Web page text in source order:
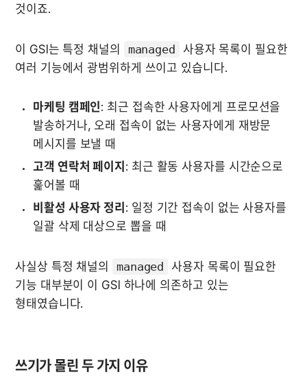
것이죠.
이 GSI는 특정 채널의 managed
사용자 목록이 필요한
여러 기능에서 광범위하게 쓰이고 있습니다.
마케팅 캠페인: 최근 접속한 사용자에게 프로모션을
발송하거나, 오래 접속이 없는 사용자에게 재방문
메시지를 보낼 때
고객 연락처 페이지 : 최근 활동 사용자를 시간순으로
훑어볼 때
비활성 사용자 정리 : 일정 기간 접속이 없는 사용자를
일괄 삭제 대상으로 뽑을 때
사실상 특정 채널의 managed
사용자 목록이 필요한
기능 대부분이 이 GSI 하나에 의존하고 있는
형태였습니다.
쓰기가 몰린 두 가지 이유